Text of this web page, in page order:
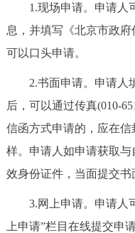
1.现场申请。申请人
息，并填写《北京市政
可以口头申请。
2.书面申请。申请人填
后，可以通过传真(010-
信函方式申请的，应在
样。申请人如申请获取
效身份证件，当面提交书
3.网上申请。申请人可
上申请”栏目在线提交申